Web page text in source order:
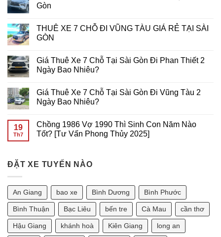
Tối
Ưu
Gaming
Chơi
Slot
Di
Động
CHỖ
ĐI
ĐEN
GIÁ
RẺ
GÒN
luận
ở
16
CHỖ
ĐI
GIÁ
RẺ
TẠI
Gòn
bình
luận
ở
7
CHỖ
ĐI
GIÁ
RẺ
TẠI
THUÊ XE 7 CHỖ ĐI VŨNG TÀU GIÁ RẺ TẠI SÀI
GÒN
bình
luận
ở
7
CHỖ
ĐI
GIÁ
RẺ
TẠI
Giá Thuê Xe 7 Chỗ Tại Sài Gòn Đi Phan Thiết 2
Ngày Bao Nhiêu?
bình
luận
ở
Xe
7
Chỗ
Đi
Phan
Ngày
Bao
Nhiêu?
Giá Thuê Xe 7 Chỗ Tại Sài Gòn Đi Vũng Tàu 2
Ngày Bao Nhiêu?
bình
luận
ở
7
Chỗ
Đi
Vũng
Tàu
Ngày
Bao
Nhiêu?
19
Th7
Chồng 1986 Vợ 1990 Thì Sinh Con Năm Nào
Tốt? [Tư Vấn Phong Thủy 2025]
luận
ở
1990
Thì
Sinh
Con
Năm
Nào
Tốt?
ĐẶT XE TUYẾN NÀO
An Giang bao xe Bình Dương Bình Phước
Bình Thuận Bạc Liêu bến tre Cà Mau cần thơ
Hậu Giang khánh hoà Kiên Giang long an